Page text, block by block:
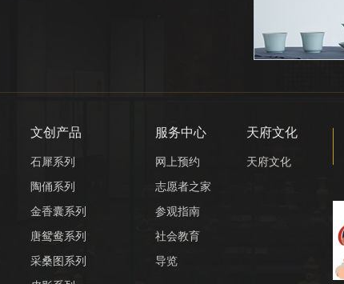
文创产品
石犀系列
陶俑系列
金香囊系列
唐鸳鸯系列
采桑图系列
服务中心
网上预约
志愿者之家
参观指南
社会教育
导览
天府文化
天府文化